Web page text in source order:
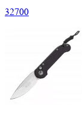
32700